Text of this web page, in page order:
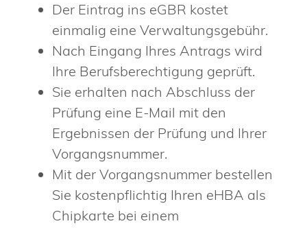
Der Eintrag ins eGBR kostet
einmalig eine Verwaltungsgebühr.
Nach Eingang Ihres Antrags wird
Ihre Berufsberechtigung geprüft.
Sie erhalten nach Abschluss der
Prüfung eine E-Mail mit den
Ergebnissen der Prüfung und Ihrer
Vorgangsnummer.
Mit der Vorgangsnummer bestellen
Sie kostenpflichtig Ihren eHBA als
Chipkarte bei einem